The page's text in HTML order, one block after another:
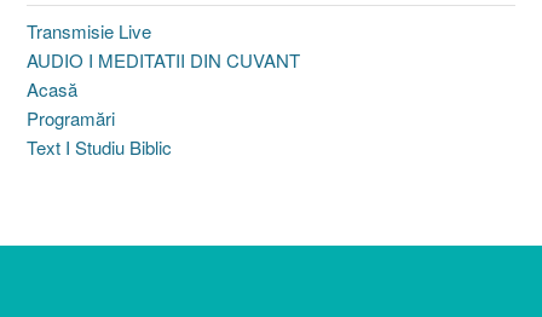
Transmisie Live
AUDIO I MEDITATII DIN CUVANT
Acasă
Programări
Text I Studiu Biblic